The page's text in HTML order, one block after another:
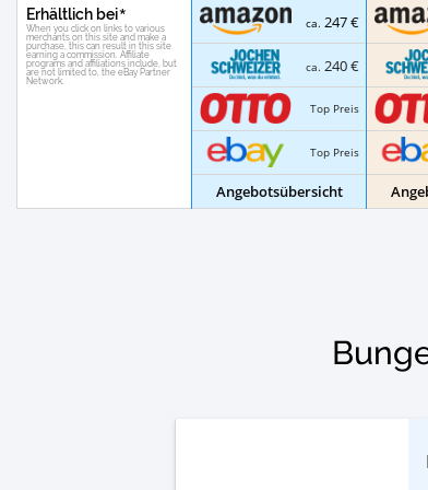
Erhältlich bei ca.247 €
ca.240 €
Top Preis
Top Preis
Angebotsübersicht